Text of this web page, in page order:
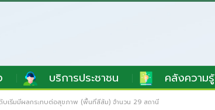
บริการประชาชน คลังความรู้
เริ่มมีผลกระทบต่อสุขภาพ (พื้นที่สีส้ม) จำนวน 29 สถานี